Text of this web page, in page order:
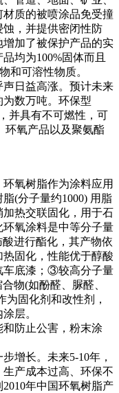
质的被喷涂品免受撞
，并提供密闭性防
加了被保护产品的实
均为100%固体而且
和可溶性物质。
日益高涨。预计未来
数万吨。环保型
并具有不可燃性，可
环氧产品以及聚氨酯
氧树脂作为涂料应用
(分子量约1000) 用脂
热交联固化，用于石
氧涂料是中等分子量
酸进行酯化，其产物依
固化，性能优于醇酸
车底漆；③较高分子量
物(如酚醛、脲醛、
固化剂和改性剂，
层。
防止公害，粉末涂
增长。未来5-10年，
产成本过高、环保不
年中国环氧树脂产